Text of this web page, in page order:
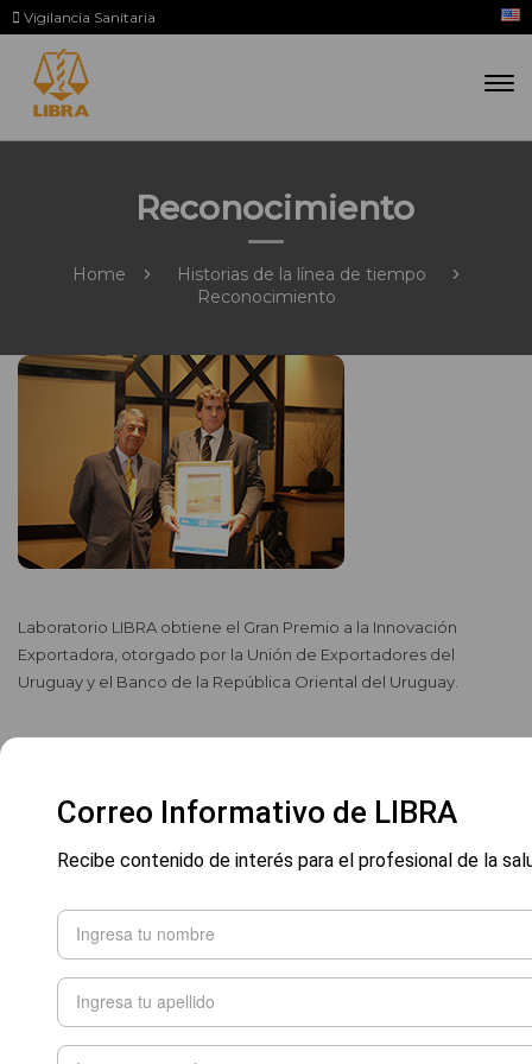
Vigilancia Sanitaria
Reconocimiento
Home
Historias de la línea de tiempo
Reconocimiento
Laboratorio LIBRA obtiene el Gran Premio a la Innovación
Exportadora, otorgado por la Unión de Exportadores del
Uruguay y el Banco de la República Oriental del Uruguay.
Correo Informativo de LIBRA
Recibe contenido de interés para el profesional de la